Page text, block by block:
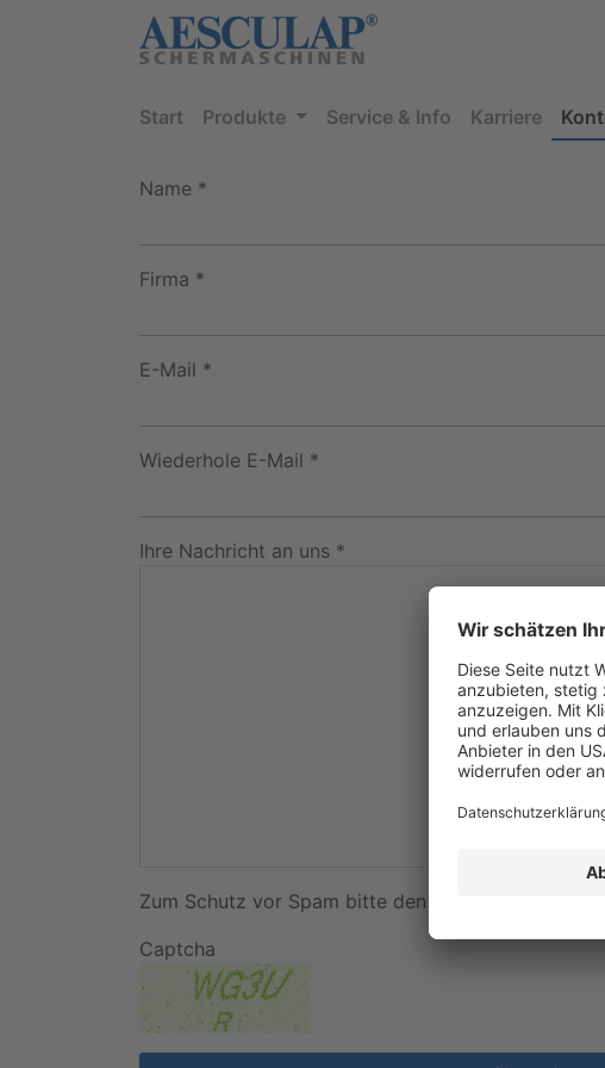
Start Produkte Service & Info Karriere
Name *
Firma *
E-Mail *
Wiederhole E-Mail *
Ihre Nachricht an uns *
Zum Schutz vor Spam bitte den Sicherheitscode
Captcha